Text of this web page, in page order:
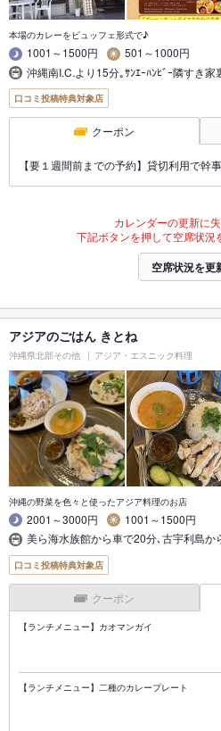
本場のカレーをビュッフェ形式で♪
1001～1500円
501～1000円
沖縄南I.C.より15分｡ｻﾝｴｰﾊﾝﾋﾞｰ隣すき家
口コミ投稿特典対象店
クーポン
【要１週間前までの予約】貸切利用で幹
カレンダーの更新に失
下記ボタンを押して空席状況
空席状況を更
アジアのごはん きとね
沖縄県北部その他 アジア・エスニック料理
沖縄の野菜を色々と使ったアジア料理のお店
2001～3000円
1001～1500円
美ら海水族館から車で20分､古宇利島か
口コミ投稿特典対象店
クーポン
【ランチメニュー】カオマンガイ
【ランチメニュー】二種のカレープレート